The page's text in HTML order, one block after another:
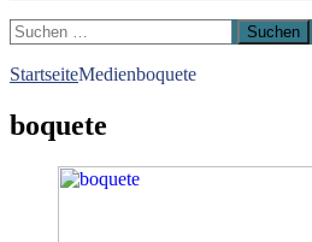
Suchen
nach:
StartseiteMedienboquete
boquete